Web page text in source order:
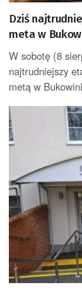
Dziś
meta w
W sobotę (8
najtrudniejszy
metą w